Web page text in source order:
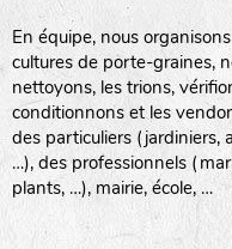
En équipe, nous
cultures de porte-graines,
nettoyons, les trions,
conditionnons et les
des particuliers (jardiniers,
…), des professionnels
plants, …), mairie, école, …